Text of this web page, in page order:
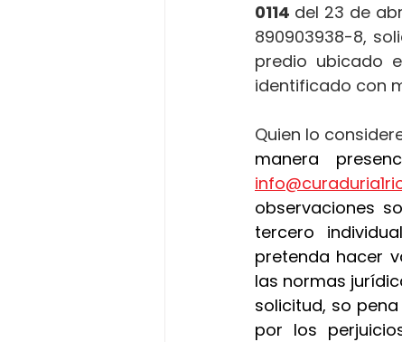
0114 del 23 de
890903938-8,
predio ubicado
identificado con
Quien lo
observaciones
tercero
pretenda hacer
las normas
solicitud, so
por los